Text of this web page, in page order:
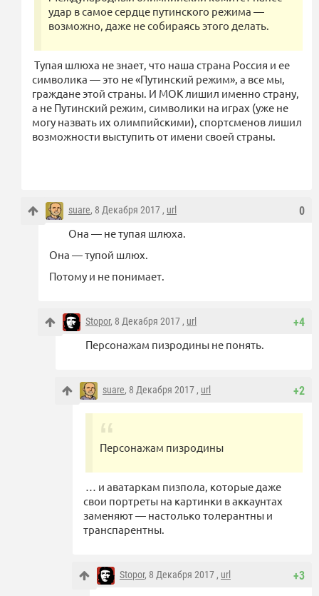
удар в самое сердце путинского режима —
возможно, даже не собираясь этого делать.
Тупая шлюха не знает, что наша страна Россия и ее
символика — это не «Путинский режим», а все мы,
граждане этой страны. И МОК лишил именно страну,
а не Путинский режим, символики на играх (уже не
могу назвать их олимпийскими), спортсменов лишил
возможности выступить от имени своей страны.
0
suare, 8 Декабря 2017 , url
Она — не тупая шлюха.
Она — тупой шлюх.
Потому и не понимает.
+4
Stopor, 8 Декабря 2017 , url
Персонажам пизродины не понять.
+2
suare, 8 Декабря 2017 , url
Персонажам пизродины
… и аватаркам пизпола, которые даже
свои портреты на картинки в аккаунтах
заменяют — настолько толерантны и
транспарентны.
+3
Stopor, 8 Декабря 2017 , url